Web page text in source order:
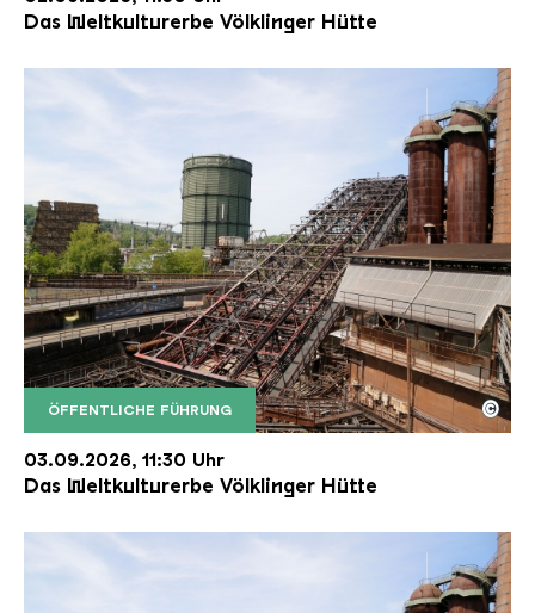
Das Weltkulturerbe Völklinger Hütte
ÖFFENTLICHE FÜHRUNG
Der Erzschrägaufzug der Völklinger Hütte mit
Copyright: Weltkulturerbe Völklinger Hütte | Karl
©
03.09.2026, 11:30 Uhr
Das Weltkulturerbe Völklinger Hütte